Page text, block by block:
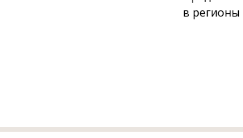
в регионы